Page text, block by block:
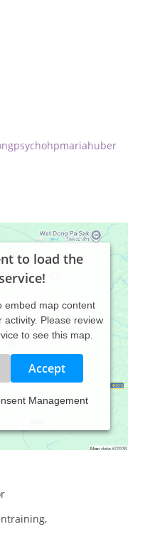
to load the
embed map content
Please review
to see this map.
Accept
Management